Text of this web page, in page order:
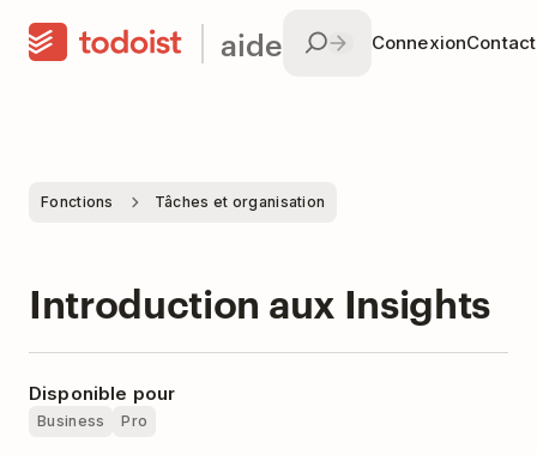
aide Connexion
Fonctions Tâches et organisation
Introduction aux Insights
Disponible pour
Business Pro